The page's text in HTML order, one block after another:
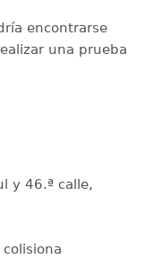
encontrarse
una prueba
y 46.ª calle,